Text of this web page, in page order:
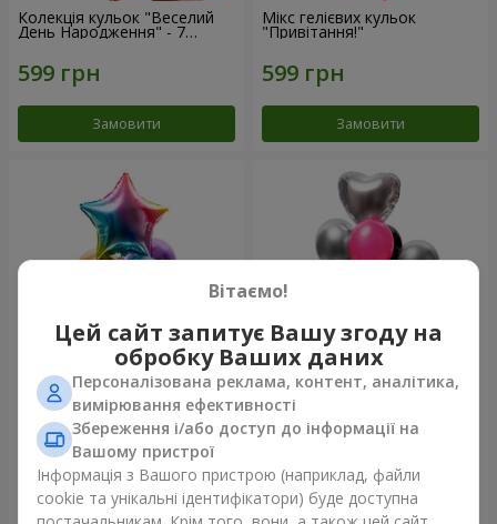
Колекція кульок "Веселий
День Народження" - 7
кульок
Замовити
Мікс гелієвих кульок
"Привітання!"
Замовити
Фонтан куль "Arcobaleno"
Замовити
Фонтан куль "Aloha"
Замовити
Вітаємо!
Цей сайт запитує Вашу згоду на
обробку Ваших даних
Персоналізована реклама, контент, аналітика,
вимірювання ефективності
Збереження і/або доступ до інформації на
Вашому пристрої
Інформація з Вашого пристрою (наприклад, файли
cookie та унікальні ідентифікатори) буде доступна